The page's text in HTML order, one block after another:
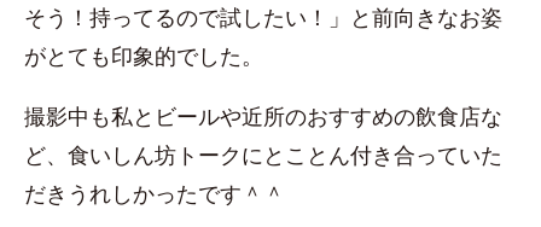
そう！持ってるので試したい！」と前向きなお姿
がとても印象的でした。
撮影中も私とビールや近所のおすすめの飲食店な
ど、食いしん坊トークにとことん付き合っていた
だきうれしかったです＾＾